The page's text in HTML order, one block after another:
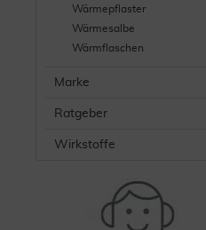
Wärmepflaster
Wärmesalbe
Wärmflaschen
Marke
Ratgeber
Wirkstoffe